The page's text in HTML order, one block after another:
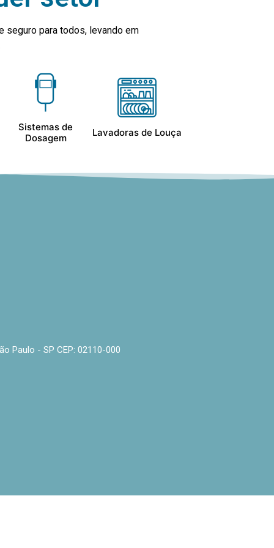
seguro para todos, levando em
Sistemas de
Dosagem
Lavadoras de Louça
Paulo - SP CEP: 02110-000